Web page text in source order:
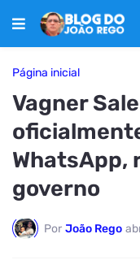
Página inicial
Vagner
WhatsApp,
governo
Por João Rego